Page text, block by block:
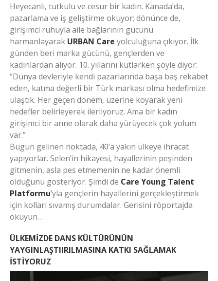
Heyecanlı, tutkulu ve cesur bir kadın. Kanada’da,
pazarlama ve iş geliştirme okuyor; dönünce de,
girişimci ruhuyla aile bağlarının gücünü
harmanlayarak URBAN Care yolculuğuna çıkıyor. İlk
günden beri marka gücünü, gençlerden ve
kadınlardan alıyor. 10. yıllarını kutlarken şöyle diyor:
“Dünya devleriyle kendi pazarlarında başa baş rekabet
eden, katma değerli bir Türk markası olma hedefimize
ulaştık. Her geçen dönem, üzerine koyarak yeni
hedefler belirleyerek ilerliyoruz. Ama bir kadın
girişimci bir anne olarak daha yürüyecek çok yolum
var.”
Bugün gelinen noktada, 40’a yakın ülkeye ihracat
yapıyorlar. Selen’in hikayesi, hayallerinin peşinden
gitmenin, asla pes etmemenin ne kadar önemli
olduğunu gösteriyor. Şimdi de Care Young Talent
Platformu’yla gençlerin hayallerini gerçekleştirmek
için kolları sıvamış durumdalar. Gerisini röportajda
okuyun…
ÜLKEMİZDE DANS KÜLTÜRÜNÜN
YAYGINLAŞTIIRILMASINA KATKI SAĞLAMAK
İSTİYORUZ